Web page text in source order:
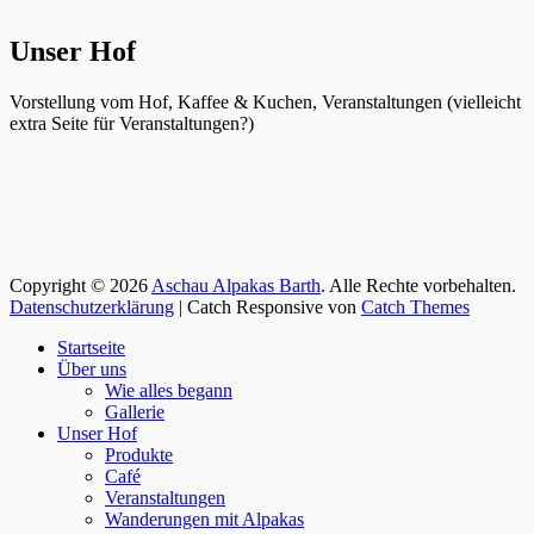
Unser Hof
Vorstellung vom Hof, Kaffee & Kuchen, Veranstaltungen (vielleicht
extra Seite für Veranstaltungen?)
Copyright © 2026 Aschau Alpakas Barth. Alle Rechte vorbehalten.
Datenschutzerklärung | Catch Responsive von Catch Themes
oben
scrollen
Startseite
Über uns
Wie alles begann
Gallerie
Unser Hof
Produkte
Café
Veranstaltungen
Wanderungen mit Alpakas